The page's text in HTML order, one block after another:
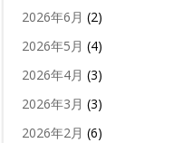
2026年6月 (2)
2026年5月 (4)
2026年4月 (3)
2026年3月 (3)
2026年2月 (6)